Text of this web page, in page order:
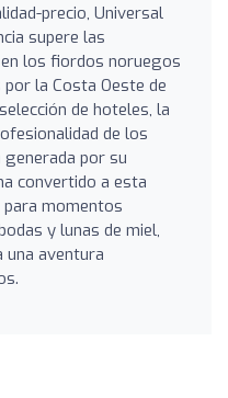
precio, Universal
supere las
los fiordos noruegos
la Costa Oeste de
de hoteles, la
de los
por su
convertido a esta
para momentos
y lunas de miel,
una aventura